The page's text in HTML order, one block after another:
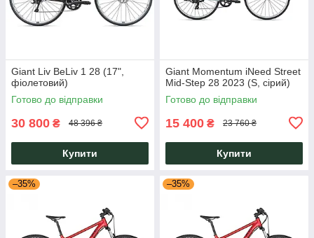
Giant Liv BeLiv 1 28 (17",
фіолетовий)
Готово до відправки
30 800 ₴ 48 396 ₴
Купити
Giant Momentum iNeed Street
Mid-Step 28 2023 (S, сірий)
Готово до відправки
15 400 ₴ 23 760 ₴
Купити
–35% –35%